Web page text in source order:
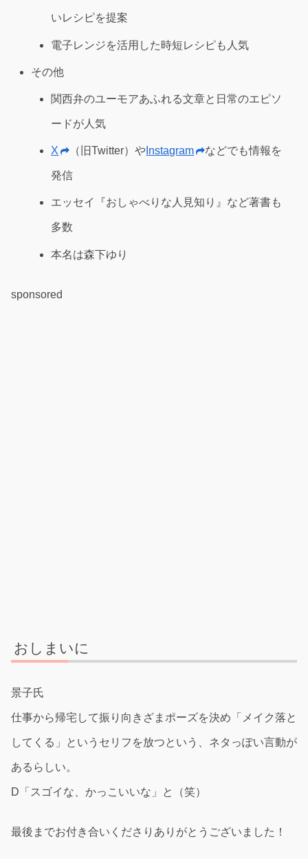
いレシピを提案
電子レンジを活用した時短レシピも人気
その他
関西弁のユーモアあふれる文章と日常のエピソ
ードが人気
X （旧Twitter）や Instagram などでも情報を
発信
エッセイ『おしゃべりな人見知り』など著書も
多数
本名は森下ゆり
sponsored
おしまいに
景子氏
仕事から帰宅して振り向きざまポーズを決め「メイク落と
してくる」というセリフを放つという、ネタっぽい言動が
あるらしい。
D「スゴイな、かっこいいな」と（笑）
最後までお付き合いくださりありがとうございました！